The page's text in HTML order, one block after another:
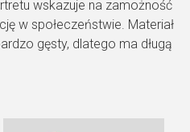
wskazuje na zamożność
w społeczeństwie. Materiał
gęsty, dlatego ma długą